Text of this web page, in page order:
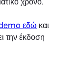
εδώ και
την έκδοση